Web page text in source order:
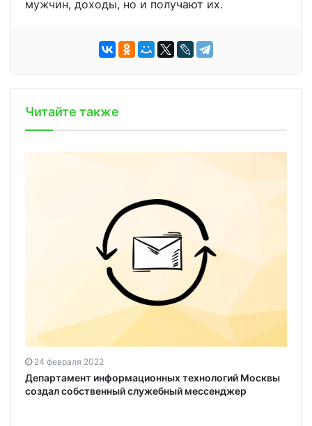
мужчин, доходы, но и получают их.
Читайте также
24 февраля 2022
Департамент информационных технологий Москвы
создал собственный служебный мессенджер